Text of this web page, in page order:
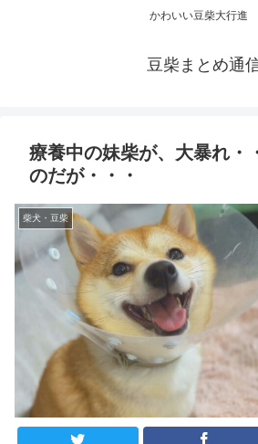
かわいい豆柴大行進
豆柴まとめ通
療養中の妹柴が、大暴れ・
のだが・・・
柴犬・豆柴